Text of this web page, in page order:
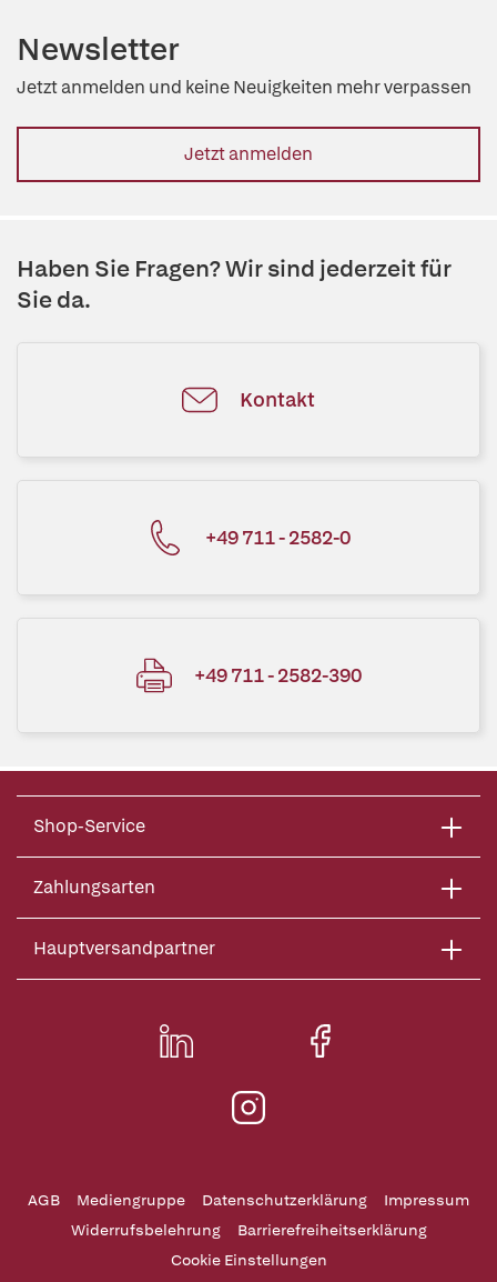
Newsletter
Jetzt anmelden und keine Neuigkeiten mehr verpassen
Jetzt anmelden
Haben Sie Fragen? Wir sind jederzeit für
Sie da.
Kontakt
+49 711 - 2582-0
+49 711 - 2582-390
Shop-Service
Zahlungsarten
Hauptversandpartner
AGB Mediengruppe Datenschutzerklärung
Impressum
Widerrufsbelehrung
Barrierefreiheitserklärung
Cookie Einstellungen